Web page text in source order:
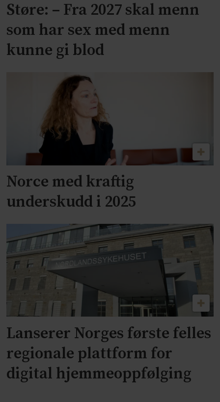
Støre: – Fra 2027 skal menn
som har sex med menn
kunne gi blod
Norce med kraftig
underskudd i 2025
Lanserer Norges første felles
regionale plattform for
digital hjemmeoppfølging